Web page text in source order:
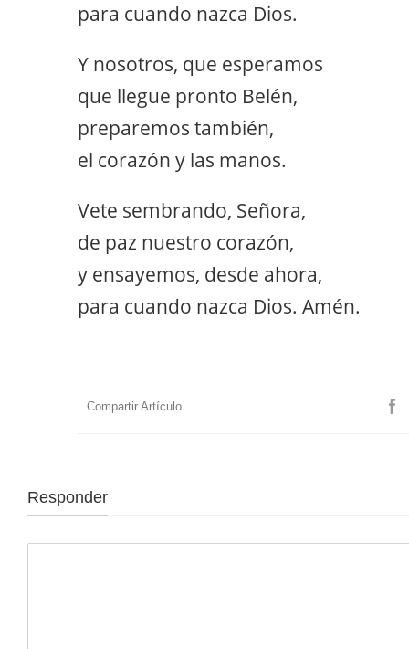
para cuando nazca Dios.
Y nosotros, que esperamos
que llegue pronto Belén,
preparemos también,
el corazón y las manos.
Vete sembrando, Señora,
de paz nuestro corazón,
y ensayemos, desde ahora,
para cuando nazca Dios. Amén.
Compartir Artículo
Responder